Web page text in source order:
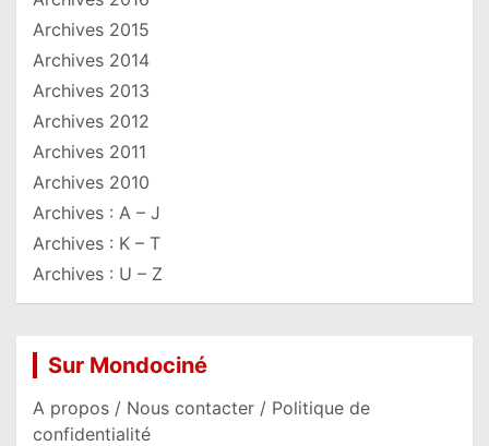
Archives 2015
Archives 2014
Archives 2013
Archives 2012
Archives 2011
Archives 2010
Archives : A – J
Archives : K – T
Archives : U – Z
Sur Mondociné
A propos / Nous contacter / Politique de
confidentialité